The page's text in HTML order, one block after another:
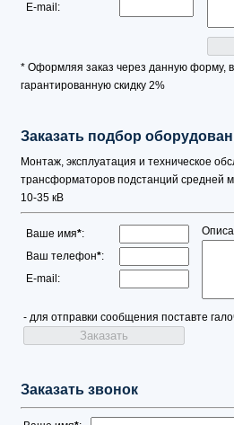
E-mail:
* Оформляя заказ через данную форму,
гарантированную скидку 2%
Заказать подбор
Монтаж, эксплуатация и техническое
трансформаторов подстанций
10-35 кВ
Ваше имя*:
Ваш телефон*:
E-mail:
- для отправки сообщения поставте
Заказать звонок